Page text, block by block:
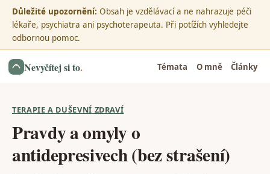
Důležité upozornění: Obsah je vzdělávací a ne nahrazuje péči
lékaře, psychiatra ani psychoterapeuta. Při potížích vyhledejte
odbornou pomoc.
Nevyčítej si to. Témata O mně Články
TERAPIE A DUŠEVNÍ ZDRAVÍ
Pravdy a omyly o
antidepresivech (bez strašení)